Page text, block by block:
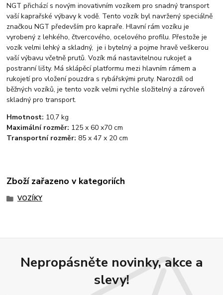
NGT přichází s novým inovativním vozíkem pro snadný transport
vaší kaprařské výbavy k vodě. Tento vozík byl navržený speciálně
značkou NGT především pro kapraře. Hlavní rám vozíku je
vyrobený z lehkého, čtvercového, ocelového profilu. Přestože je
vozík velmi lehký a skladný, je i bytelný a pojme hravě veškerou
vaší výbavu včetně prutů. Vozík má nastavitelnou rukojeť a
postranní lišty. Má sklápěcí platformu mezi hlavním rámem a
rukojetí pro vložení pouzdra s rybářskými pruty. Narozdíl od
běžných vozíků, je tento vozík velmi rychle složitelný a zároveň
skladný pro transport.
Hmotnost: 10,7 kg
Maximální rozměr: 125 x 60 x70 cm
Transportní rozměr: 85 x 47 x 20 cm
Zboží zařazeno v kategoriích
VOZÍKY
Nepropásněte novinky, akce a
slevy!